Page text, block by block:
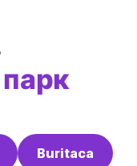
Buritaca